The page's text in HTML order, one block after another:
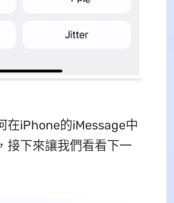
在iPhone的iMessage中
接下來讓我們看看下一